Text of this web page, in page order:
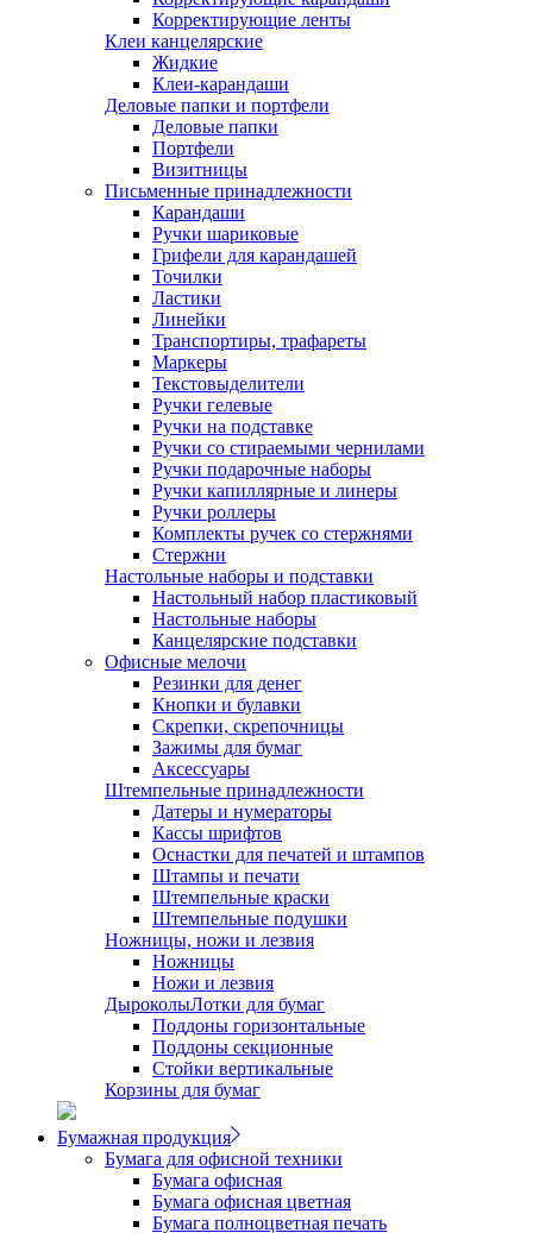
Корректирующие ленты
Клеи канцелярские
Жидкие
Клеи-карандаши
Деловые папки и портфели
Деловые папки
Портфели
Визитницы
Письменные принадлежности
Карандаши
Ручки шариковые
Грифели для карандашей
Точилки
Ластики
Линейки
Транспортиры, трафареты
Маркеры
Текстовыделители
Ручки гелевые
Ручки на подставке
Ручки со стираемыми чернилами
Ручки подарочные наборы
Ручки капиллярные и линеры
Ручки роллеры
Комплекты ручек со стержнями
Стержни
Настольные наборы и подставки
Настольный набор пластиковый
Настольные наборы
Канцелярские подставки
Офисные мелочи
Резинки для денег
Кнопки и булавки
Скрепки, скрепочницы
Зажимы для бумаг
Аксессуары
Штемпельные принадлежности
Датеры и нумераторы
Кассы шрифтов
Оснастки для печатей и штампов
Штампы и печати
Штемпельные краски
Штемпельные подушки
Ножницы, ножи и лезвия
Ножницы
Ножи и лезвия
ДыроколыЛотки для бумаг
Поддоны горизонтальные
Поддоны секционные
Стойки вертикальные
Корзины для бумаг
Бумажная продукция
Бумага для офисной техники
Бумага офисная
Бумага офисная цветная
Бумага полноцветная печать